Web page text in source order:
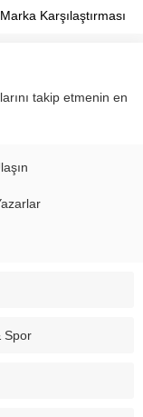
Karşılaştırması
takip etmenin en
Spor